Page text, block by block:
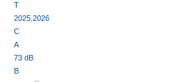
T
2025.2026
C
A
73 dB
B